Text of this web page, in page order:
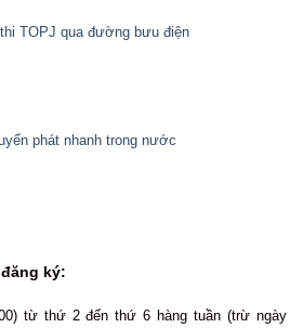
TOPJ qua đường bưu điện
phát nhanh trong nước
ký:
từ thứ 2 đến thứ 6 hàng tuần (trừ ngày